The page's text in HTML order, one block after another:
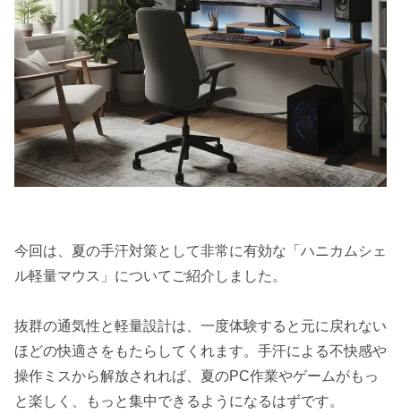
今回は、夏の手汗対策として非常に有効な「ハニカムシェ
ル軽量マウス」についてご紹介しました。
抜群の通気性と軽量設計は、一度体験すると元に戻れない
ほどの快適さをもたらしてくれます。手汗による不快感や
操作ミスから解放されれば、夏のPC作業やゲームがもっ
と楽しく、もっと集中できるようになるはずです。